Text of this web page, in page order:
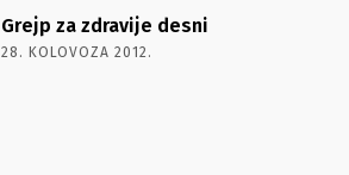
Grejp za zdravije desni
28. KOLOVOZA 2012.